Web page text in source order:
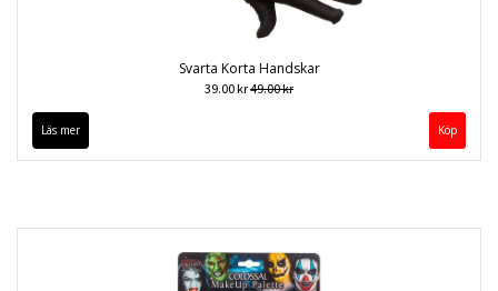
Svarta Korta Handskar
39.00 kr49.00 kr
Läs mer